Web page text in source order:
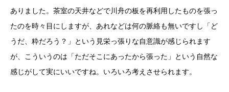
ありました。茶室の天井などで川舟の板を再利用したものを張っ
たのを時々目にしますが、あれなどは何の脈絡も無いですし「ど
うだ、粋だろう？」という見栄っ張りな自意識が感じられます
が、こういうのは「ただそこにあったから張った」という自然な
感じがして実にいいですね。いろいろ考えさせられます。